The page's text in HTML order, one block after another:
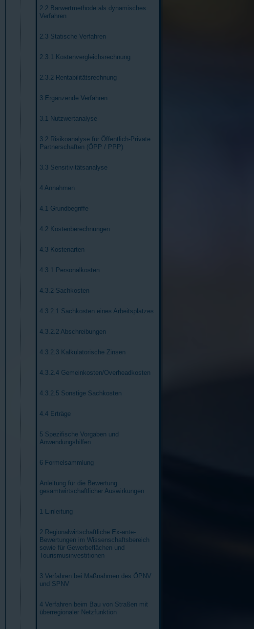
2.2 Barwertmethode als dynamisches
Verfahren
2.3 Statische Verfahren
2.3.1 Kostenvergleichsrechnung
2.3.2 Rentabilitätsrechnung
3 Ergänzende Verfahren
3.1 Nutzwertanalyse
3.2 Risikoanalyse für Öffentlich-Private
Partnerschaften (ÖPP / PPP)
3.3 Sensitivitätsanalyse
4 Annahmen
4.1 Grundbegriffe
4.2 Kostenberechnungen
4.3 Kostenarten
4.3.1 Personalkosten
4.3.2 Sachkosten
4.3.2.1 Sachkosten eines Arbeitsplatzes
4.3.2.2 Abschreibungen
4.3.2.3 Kalkulatorische Zinsen
4.3.2.4 Gemeinkosten/Overheadkosten
4.3.2.5 Sonstige Sachkosten
4.4 Erträge
5 Spezifische Vorgaben und
Anwendungshilfen
6 Formelsammlung
Anleitung für die Bewertung
gesamtwirtschaftlicher Auswirkungen
1 Einleitung
2 Regionalwirtschaftliche Ex-ante-
Bewertungen im Wissenschaftsbereich
sowie für Gewerbeflächen und
Tourismusinvestitionen
3 Verfahren bei Maßnahmen des ÖPNV
und SPNV
4 Verfahren beim Bau von Straßen mit
überregionaler Netzfunktion